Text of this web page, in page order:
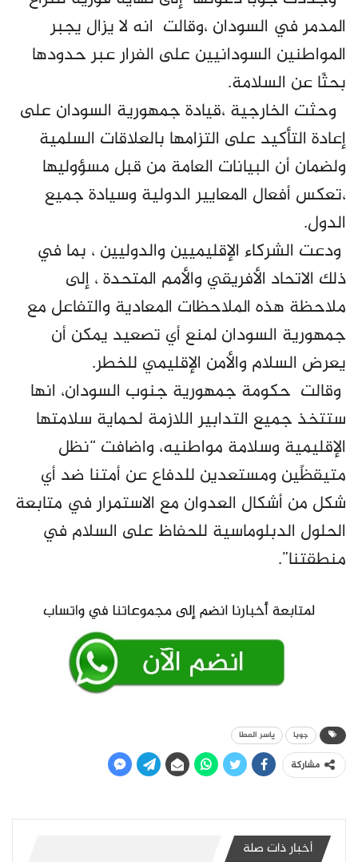
المدمر في السودان ،وقالت انه لا يزال يجبر
المواطنين السودانيين على الفرار عبر حدودها
بحثًا عن السلامة.
وحثت الخارجية ،قيادة جمهورية السودان على
إعادة التأكيد على التزامها بالعلاقات السلمية
ولضمان أن البيانات العامة من قبل مسؤوليها
،تعكس أفعال المعايير الدولية وسيادة جميع
الدول.
ودعت الشركاء الإقليميين والدوليين ، بما في
ذلك الاتحاد الأفريقي والأمم المتحدة ، إلى
ملاحظة هذه الملاحظات المعادية والتفاعل مع
جمهورية السودان لمنع أي تصعيد يمكن أن
يعرض السلام والأمن الإقليمي للخطر.
وقالت حكومة جمهورية جنوب السودان، انها
ستتخذ جميع التدابير اللازمة لحماية سلامتها
الإقليمية وسلامة مواطنيه، واضافت “نظل
متيقظًين ومستعدين للدفاع عن أمتنا ضد أي
شكل من أشكال العدوان مع الاستمرار في متابعة
الحلول الدبلوماسية للحفاظ على السلام في
منطقتنا”.
جوبا ياسر العطا
مشاركة
أخبار ذات صلة